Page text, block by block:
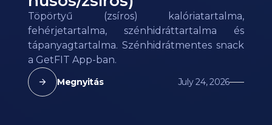
Töpörtyű (zsíros) kalóriatartalma,
fehérjetartalma, szénhidráttartalma és
tápanyagtartalma. Szénhidrátmentes snack
a GetFIT App-ban.
Megnyitás July 24, 2026